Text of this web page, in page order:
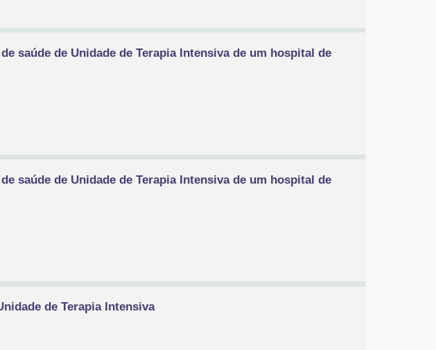
saúde de Unidade de Terapia Intensiva de um hospital de
saúde de Unidade de Terapia Intensiva de um hospital de
de Terapia Intensiva